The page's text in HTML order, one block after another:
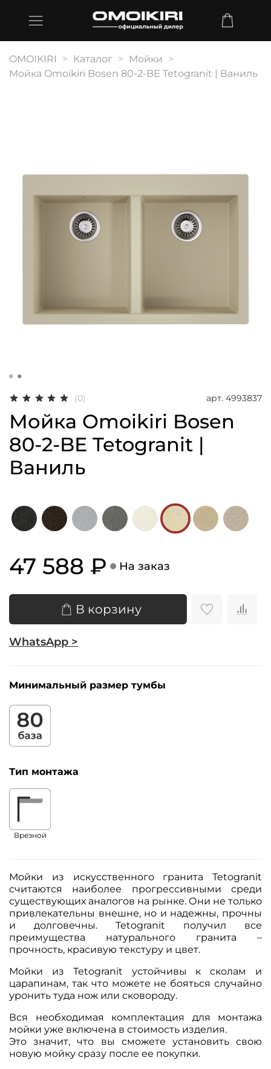
OMOIKIRI Каталог
Мойки
Мойка Omoikiri Bosen 80-2-BE Tetogranit | Ваниль
(0) арт. 4993837
Мойка Omoikiri Bosen
80-2-BE Tetogranit |
Ваниль
47 588 ₽ На заказ
В корзину
WhatsApp >
Минимальный размер тумбы
Тип монтажа
Врезной
Мойки из искусственного гранита Tetogranit
считаются наиболее прогрессивными среди
существующих аналогов на рынке. Они не только
привлекательны внешне, но и надежны, прочны
и долговечны. Tetogranit получил все
преимущества натурального гранита –
прочность, красивую текстуру и цвет.
Мойки из Tetogranit устойчивы к сколам и
царапинам, так что можете не бояться случайно
уронить туда нож или сковороду.
Вся необходимая комплектация для монтажа
мойки уже включена в стоимость изделия.
Это значит, что вы сможете установить свою
новую мойку сразу после ее покупки.